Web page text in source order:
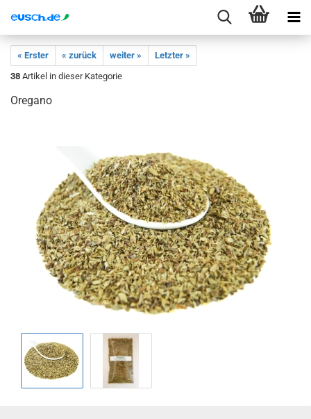
« Erster « zurück weiter »
Letzter »
38 Artikel in dieser Kategorie
Oregano